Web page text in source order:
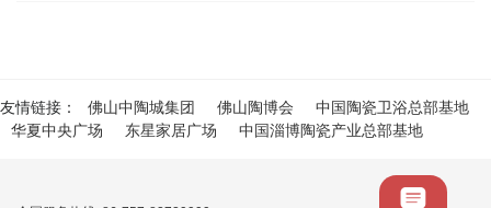
友情链接： 佛山中陶城集团 佛山陶博会
中国陶瓷卫浴总部基地
华夏中央广场
东星家居广场 中国淄博陶瓷产业总部基地